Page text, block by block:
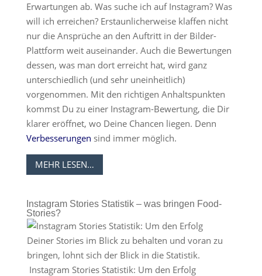
Erwartungen ab. Was suche ich auf Instagram? Was
will ich erreichen? Erstaunlicherweise klaffen nicht
nur die Ansprüche an den Auftritt in der Bilder-
Plattform weit auseinander. Auch die Bewertungen
dessen, was man dort erreicht hat, wird ganz
unterschiedlich (und sehr uneinheitlich)
vorgenommen. Mit den richtigen Anhaltspunkten
kommst Du zu einer Instagram-Bewertung, die Dir
klarer eröffnet, wo Deine Chancen liegen. Denn
Verbesserungen sind immer möglich.
MEHR LESEN…
Instagram Stories Statistik – was bringen Food-
Stories?
Instagram Stories Statistik: Um den Erfolg